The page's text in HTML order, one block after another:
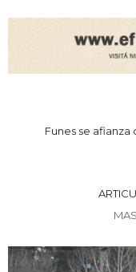
Funes se